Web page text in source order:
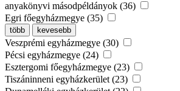
anyakönyvi másodpéldányok (36)
Egri főegyházmegye (35)
több kevesebb
Veszprémi egyházmegye (30)
Pécsi egyházmegye (24)
Esztergomi főegyházmegye (23)
Tiszáninneni egyházkerület (23)